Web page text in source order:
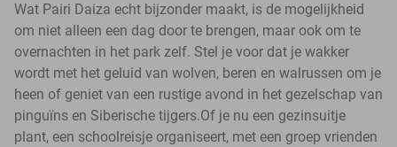
Wat Pairi Daiza echt bijzonder maakt, is de mogelijkheid
om niet alleen een dag door te brengen, maar ook om te
overnachten in het park zelf. Stel je voor dat je wakker
wordt met het geluid van wolven, beren en walrussen om je
heen of geniet van een rustige avond in het gezelschap van
pinguïns en Siberische tijgers.Of je nu een gezinsuitje
plant, een schoolreisje organiseert, met een groep vrienden